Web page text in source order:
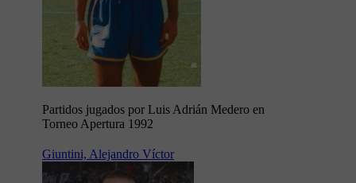
Partidos jugados por Luis Adrián Medero en
Torneo Apertura 1992
Giuntini, Alejandro Víctor